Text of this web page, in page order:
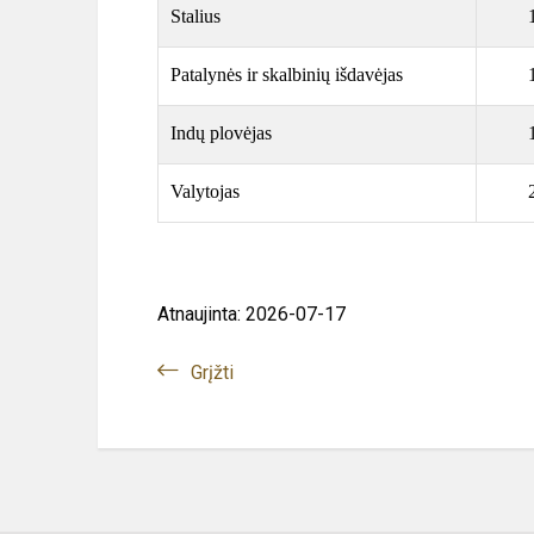
Stalius 1
Patalynės ir skalbinių išdavėjas 1
Indų plovėjas 1
Valytojas
Atnaujinta: 2026-07-17
Grįžti